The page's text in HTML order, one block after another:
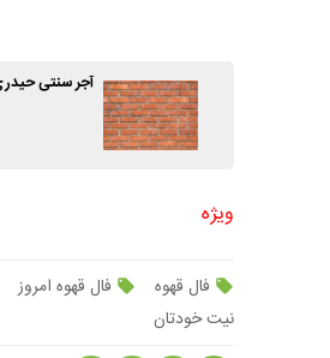
آجر سنتی حیدری 3 نسل در کنار
ویژه
فال قهوه فال قهوه امروز
نیت خودتان